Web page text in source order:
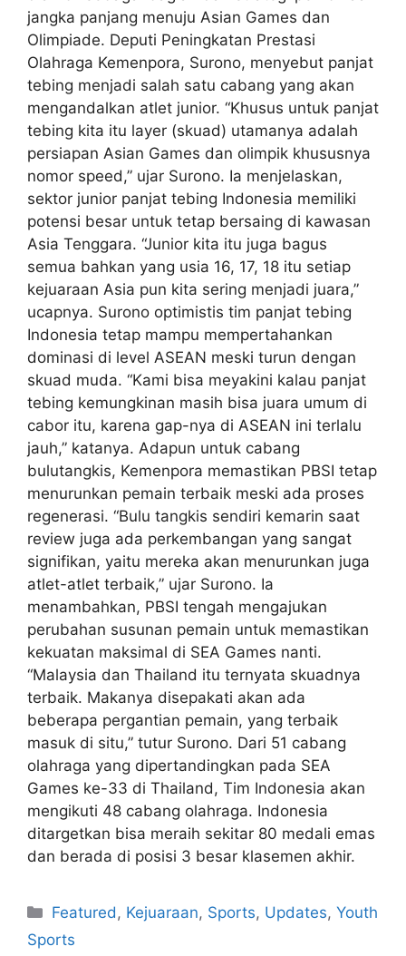
jangka panjang menuju Asian Games dan
Olimpiade. Deputi Peningkatan Prestasi
Olahraga Kemenpora, Surono, menyebut panjat
tebing menjadi salah satu cabang yang akan
mengandalkan atlet junior. “Khusus untuk panjat
tebing kita itu layer (skuad) utamanya adalah
persiapan Asian Games dan olimpik khususnya
nomor speed,” ujar Surono. Ia menjelaskan,
sektor junior panjat tebing Indonesia memiliki
potensi besar untuk tetap bersaing di kawasan
Asia Tenggara. “Junior kita itu juga bagus
semua bahkan yang usia 16, 17, 18 itu setiap
kejuaraan Asia pun kita sering menjadi juara,”
ucapnya. Surono optimistis tim panjat tebing
Indonesia tetap mampu mempertahankan
dominasi di level ASEAN meski turun dengan
skuad muda. “Kami bisa meyakini kalau panjat
tebing kemungkinan masih bisa juara umum di
cabor itu, karena gap-nya di ASEAN ini terlalu
jauh,” katanya. Adapun untuk cabang
bulutangkis, Kemenpora memastikan PBSI tetap
menurunkan pemain terbaik meski ada proses
regenerasi. “Bulu tangkis sendiri kemarin saat
review juga ada perkembangan yang sangat
signifikan, yaitu mereka akan menurunkan juga
atlet-atlet terbaik,” ujar Surono. Ia
menambahkan, PBSI tengah mengajukan
perubahan susunan pemain untuk memastikan
kekuatan maksimal di SEA Games nanti.
“Malaysia dan Thailand itu ternyata skuadnya
terbaik. Makanya disepakati akan ada
beberapa pergantian pemain, yang terbaik
masuk di situ,” tutur Surono. Dari 51 cabang
olahraga yang dipertandingkan pada SEA
Games ke-33 di Thailand, Tim Indonesia akan
mengikuti 48 cabang olahraga. Indonesia
ditargetkan bisa meraih sekitar 80 medali emas
dan berada di posisi 3 besar klasemen akhir.
Featured , Kejuaraan, Sports, Updates,Youth
Sports